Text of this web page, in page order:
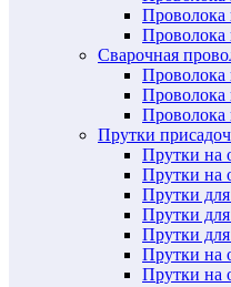
Проволока
Проволока
Сварочная
Проволока
Проволока
Проволока
Прутки
Прутки на
Прутки на
Прутки
Прутки
Прутки
Прутки на
Прутки на